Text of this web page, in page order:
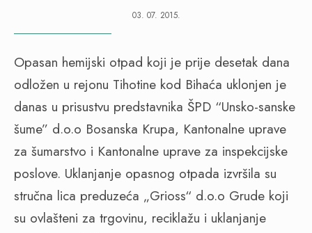
03. 07. 2015.
Opasan hemijski otpad koji je prije desetak dana
odložen u rejonu Tihotine kod Bihaća uklonjen je
danas u prisustvu predstavnika ŠPD “Unsko-sanske
šume” d.o.o Bosanska Krupa, Kantonalne uprave
za šumarstvo i Kantonalne uprave za inspekcijske
poslove. Uklanjanje opasnog otpada izvršila su
stručna lica preduzeća „Grioss“ d.o.o Grude koji
su ovlašteni za trgovinu, reciklažu i uklanjanje